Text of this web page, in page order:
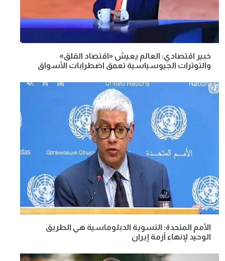
خبير اقتصادي: العالم يعيش «اقتصاد القلق»
والتوترات الجيوسياسية تعمق اضطرابات الأسواق
الأمم المتحدة: التسوية الدبلوماسية هي الطريق
الوحيد لإنهاء أزمة إيران